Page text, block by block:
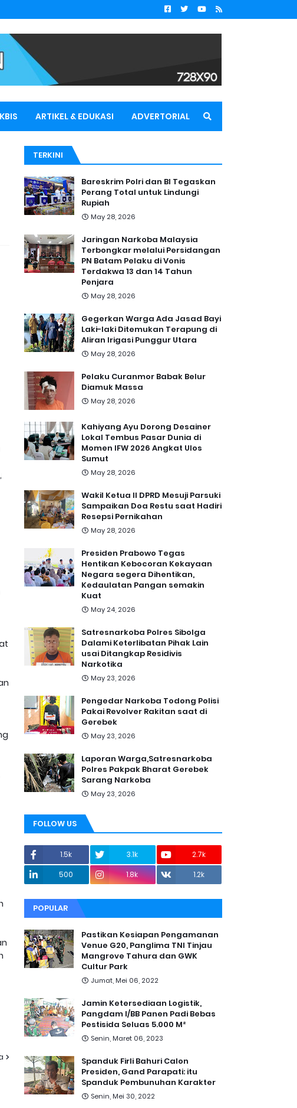
ARTIKEL & EDUKASI ADVERTORIAL
TERKINI
Bareskrim Polri dan BI Tegaskan
Perang Total untuk Lindungi
Rupiah
May 28, 2026
Jaringan Narkoba Malaysia
Terbongkar melalui Persidangan
PN Batam Pelaku di Vonis
Terdakwa 13 dan 14 Tahun
Penjara
May 28, 2026
Gegerkan Warga Ada Jasad Bayi
Laki-laki Ditemukan Terapung di
Aliran Irigasi Punggur Utara
May 28, 2026
Pelaku Curanmor Babak Belur
Diamuk Massa
May 28, 2026
Kahiyang Ayu Dorong Desainer
Lokal Tembus Pasar Dunia di
Momen IFW 2026 Angkat Ulos
Sumut
May 28, 2026
Wakil Ketua II DPRD Mesuji Parsuki
Sampaikan Doa Restu saat Hadiri
Resepsi Pernikahan
May 28, 2026
Presiden Prabowo Tegas
Hentikan Kebocoran Kekayaan
Negara segera Dihentikan,
Kedaulatan Pangan semakin
Kuat
May 24, 2026
Satresnarkoba Polres Sibolga
Dalami Keterlibatan Pihak Lain
usai Ditangkap Residivis
Narkotika
May 23, 2026
Pengedar Narkoba Todong Polisi
Pakai Revolver Rakitan saat di
Gerebek
May 23, 2026
Laporan Warga,Satresnarkoba
Polres Pakpak Bharat Gerebek
Sarang Narkoba
May 23, 2026
FOLLOW US
1.5k 3.1k
2.7k
500
1.8k 1.2k
POPULAR
Pastikan Kesiapan Pengamanan
Venue G20, Panglima TNI Tinjau
Mangrove Tahura dan GWK
Cultur Park
Jumat, Mei 06, 2022
Jamin Ketersediaan Logistik,
Pangdam I/BB Panen Padi Bebas
Pestisida Seluas 5.000 M²
Senin, Maret 06, 2023
Spanduk Firli Bahuri Calon
Presiden, Gand Parapati: itu
Spanduk Pembunuhan Karakter
Senin, Mei 30, 2022